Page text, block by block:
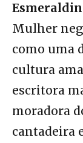
Mulher
como uma
cultura
escritora
moradora
cantadeira